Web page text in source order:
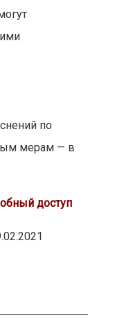
по
мерам — в
доступ